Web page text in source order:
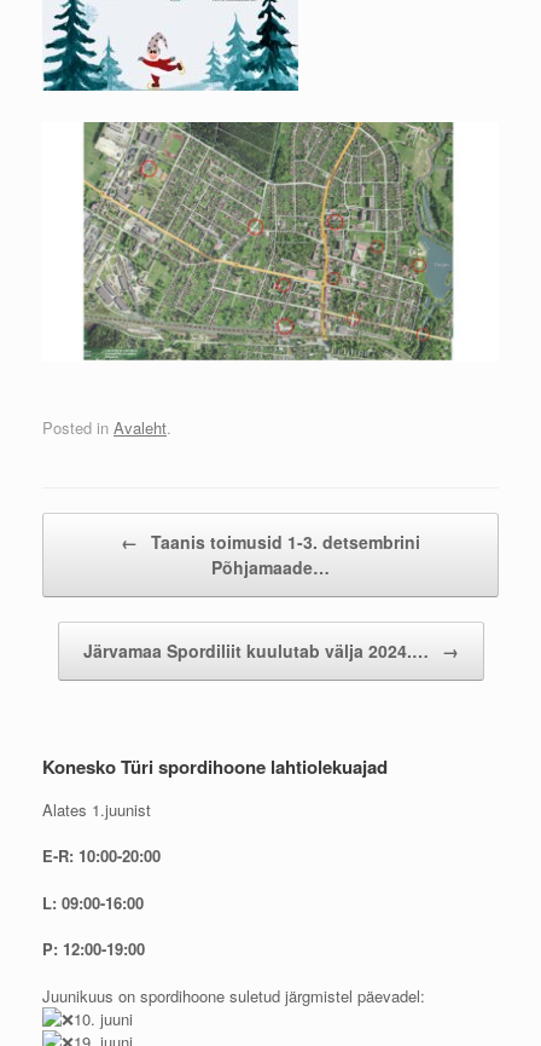
Posted in Avaleht.
← Taanis toimusid 1-3. detsembrini
Põhjamaade…
Järvamaa Spordiliit kuulutab välja 2024.… →
Konesko Türi spordihoone lahtiolekuajad
Alates 1.juunist
E-R: 10:00-20:00
L: 09:00-16:00
P: 12:00-19:00
Juunikuus on spordihoone suletud järgmistel päevadel:
10. juuni